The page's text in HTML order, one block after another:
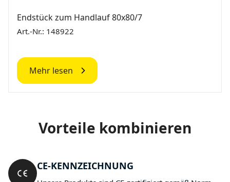
Endstück zum Handlauf 80x80/7
Art.-Nr.: 148922
Mehr lesen
Vorteile kombinieren
CE-KENNZEICHNUNG